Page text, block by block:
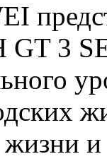
3
жизни